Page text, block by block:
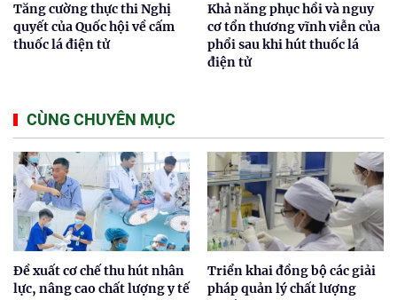
Tăng cường thực thi Nghị
quyết của Quốc hội về cấm
thuốc lá điện tử
Khả năng phục hồi và nguy
cơ tổn thương vĩnh viễn của
phổi sau khi hút thuốc lá
điện tử
CÙNG CHUYÊN MỤC
Đề xuất cơ chế thu hút nhân
lực, nâng cao chất lượng y tế
Triển khai đồng bộ các giải
pháp quản lý chất lượng